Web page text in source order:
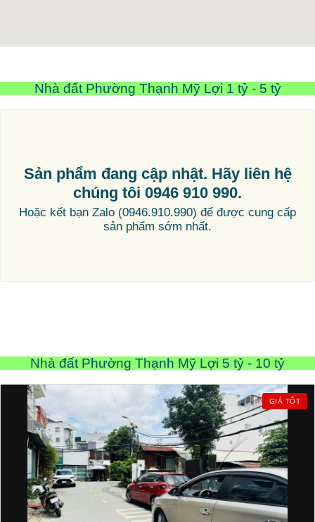
Nhà đất Phường Thạnh Mỹ Lợi 1 tỷ - 5 tỷ
Sản phẩm đang cập nhật. Hãy liên hệ
chúng tôi 0946 910 990.
Hoặc kết bạn Zalo (0946.910.990) để được cung cấp
sản phẩm sớm nhất.
Nhà đất Phường Thạnh Mỹ Lợi 5 tỷ - 10 tỷ
GIÁ TỐT